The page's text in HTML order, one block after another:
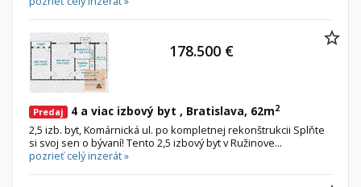
Predaj 4 a viac izbový byt , Bratislava, 62m2
2,5 izb. byt, Komárnická ul. po kompletnej rekonštrukcii Splňte
si svoj sen o bývaní! Tento 2,5 izbový byt v Ružinove...
pozrieť celý inzerát »
178.500 €